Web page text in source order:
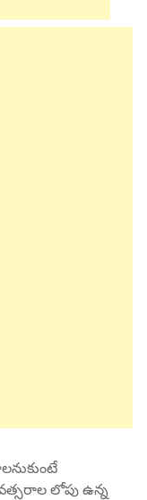
లోపు ఉన్న